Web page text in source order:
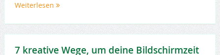
Weiterlesen
7 kreative Wege, um deine Bildschirmzeit